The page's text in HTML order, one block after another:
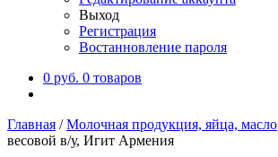
Выход
Регистрация
Востанновление пароля
0 руб. 0 товаров
Главная / Молочная продукция, яйца, масло
весовой в/у, Игит Армения